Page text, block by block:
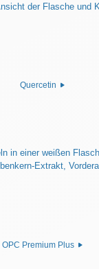
Quercetin
OPC Premium Plus